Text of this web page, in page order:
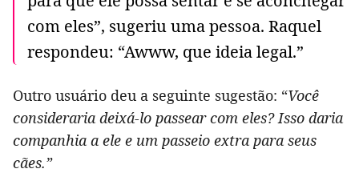
com eles”, sugeriu uma pessoa. Raquel
respondeu: “Awww, que ideia legal.”
Outro usuário deu a seguinte sugestão: “Você
consideraria deixá-lo passear com eles? Isso daria
companhia a ele e um passeio extra para seus
cães.”